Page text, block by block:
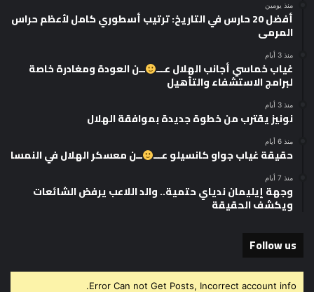
منذ يومين
أفضل 20 حارس في التاريخ: ترتيب أسطوري كامل لأعظم حراس
المرمى
منذ 3 أيام
غياب خماسي أجانب الهلال عـــ ــن العودة ومغادرة خاصة
لبرامج الاستشفاء والتأهيل
منذ 3 أيام
نونيز يقترب من خطوة جديدة بموافقة الهلال
منذ 6 أيام
حقيقة غياب جواو كانسيلو عـــ ــن معسكر الهلال في النمسا
منذ 7 أيام
وجهة إيليمان ندياي حتمية.. والد اللاعب يرفض الشائعات
ويكشف الحقيقة
Follow us
Error Can not Get Posts, Incorrect account info.